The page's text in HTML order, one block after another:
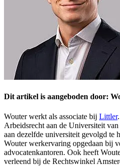
Dit artikel is aangeboden door:
Wouter werkt als associate bij Littler
Arbeidsrecht aan de Universiteit
aan dezelfde universiteit gevolgd te
Wouter werkervaring opgedaan bij
advocatenkantoren. Ook heeft
verleend bij de Rechtswinkel